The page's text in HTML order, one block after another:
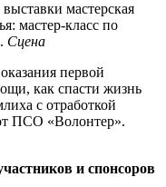
мастерская
мастер-класс по
Сцена
первой
как спасти жизнь
с отработкой
ПСО «Волонтер».
и спонсоров